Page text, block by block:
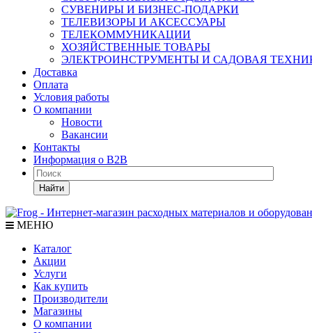
СУВЕНИРЫ И БИЗНЕС-ПОДАРКИ
ТЕЛЕВИЗОРЫ И АКСЕССУАРЫ
ТЕЛЕКОММУНИКАЦИИ
ХОЗЯЙСТВЕННЫЕ ТОВАРЫ
ЭЛЕКТРОИНСТРУМЕНТЫ И САДОВАЯ
Доставка
Оплата
Условия работы
О компании
Новости
Вакансии
Контакты
Информация о B2B
Найти
МЕНЮ
Каталог
Акции
Услуги
Как купить
Производители
Магазины
О компании